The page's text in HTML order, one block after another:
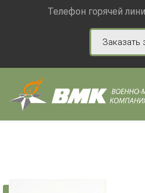
Телефон горячей
Заказать